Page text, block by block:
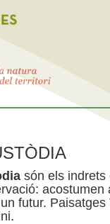
són els indrets
futur.